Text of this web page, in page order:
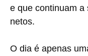
e que continuam a
netos.
O dia é apenas